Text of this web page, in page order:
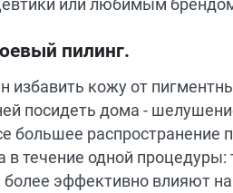
или любимым
пилинг.
избавить кожу от
посидеть дома -
большее распространение
в течение одной
более эффективно влияют